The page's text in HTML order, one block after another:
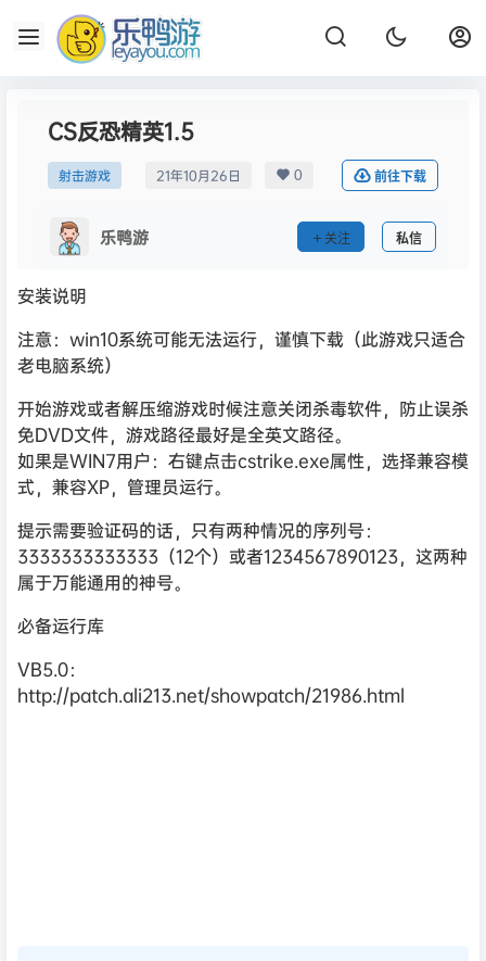
CS反恐精英1.5
射击游戏 21年10月26日 0 前往下载
乐鸭游 关注 私信
安装说明
注意：win10系统可能无法运行，谨慎下载（此游戏只适合
老电脑系统）
开始游戏或者解压缩游戏时候注意关闭杀毒软件，防止误杀
免DVD文件，游戏路径最好是全英文路径。
如果是WIN7用户：右键点击cstrike.exe属性，选择兼容模
式，兼容XP，管理员运行。
提示需要验证码的话，只有两种情况的序列号：
3333333333333（12个）或者1234567890123，这两种
属于万能通用的神号。
必备运行库
VB5.0：
http://patch.ali213.net/showpatch/21986.html